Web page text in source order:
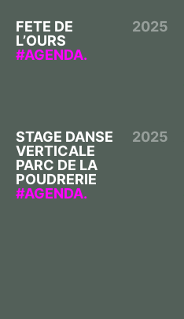
FETE DE
L’OURS
AGENDA.
2025
STAGE DANSE
VERTICALE
PARC DE LA
POUDRERIE
AGENDA.
2025